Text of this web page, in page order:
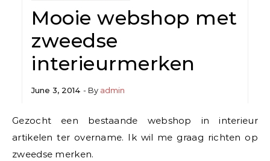
Mooie webshop met
zweedse
interieurmerken
June 3, 2014 - By admin
Gezocht een bestaande webshop in interieur
artikelen ter overname. Ik wil me graag richten op
zweedse merken.